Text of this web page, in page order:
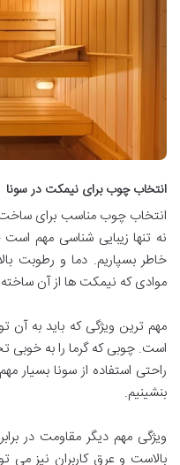
انتخاب چوب برای نیمکت در سونا
انتخاب چوب مناسب برای
نه تنها زیبایی شناسی مهم
خاطر بسپاریم. دما و رطوبت
موادی که نیمکت ها از آن
مهم ترین ویژگی که باید به آن
است. چوبی که گرما را به خوبی
راحتی استفاده از سونا
بنشینیم.
ویژگی مهم دیگر مقاومت در
بالاست و عرق کاربران نیز